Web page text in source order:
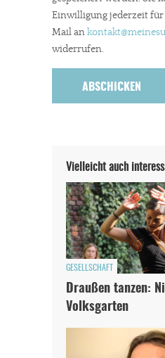
Einwilligung jederzeit
Mail ankontakt
widerrufen.
Vielleicht auch
GESELLSCHAFT
Draußen tanzen:
Volksgarten